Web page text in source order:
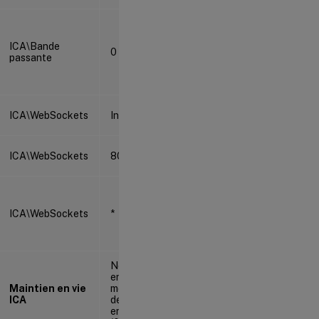
ICA\Bande
passante
0
ICA\WebSockets Interdit
ICA\WebSockets 8008
ICA\WebSockets *
Maintien en vie
ICA
Ne pas
envoyer de
messages
de maintien
en vie ICA